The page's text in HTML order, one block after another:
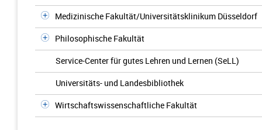
Medizinische Fakultät/Universitätsklinikum Düsseldorf
Philosophische Fakultät
Service-Center für gutes Lehren und Lernen (SeLL)
Universitäts- und Landesbibliothek
Wirtschaftswissenschaftliche Fakultät